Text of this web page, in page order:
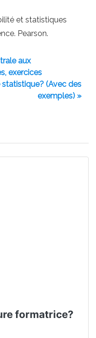
et statistiques
Pearson.
aux
exercices
(Avec des
exemples) »
formatrice?